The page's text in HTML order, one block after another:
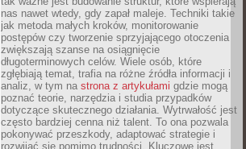
nas nawet wtedy, gdy zapał maleje. Techniki takie
jak metoda małych kroków, monitorowanie
postępów czy tworzenie sprzyjającego otoczenia
zwiększają szanse na osiągnięcie
długoterminowych celów. Wiele osób, które
zgłębiają temat, trafia na różne źródła informacji i
analiz, w tym na strona z artykułami gdzie mogą
poznać teorie, narzędzia i studia przypadków
dotyczące skutecznego działania. Wytrwałość jest
często bardziej cenna niż talent. To ona pozwala
pokonywać przeszkody, adaptować strategie i
rozwijać się pomimo trudności. Kluczowe jest